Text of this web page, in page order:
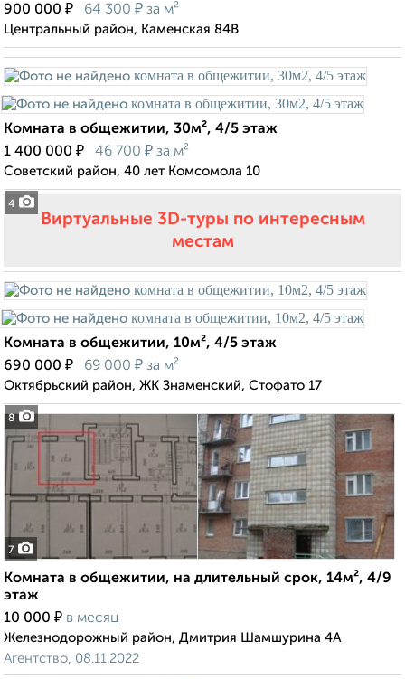
900 000 ₽ 64 300 ₽ за м²
Центральный район, Каменская 84В
4
Комната в общежитии, 30м², 4/5 этаж
1 400 000 ₽ 46 700 ₽ за м²
Советский район, 40 лет Комсомола 10
Виртуальные 3D-туры по интересным
местам
8
Комната в общежитии, 10м², 4/5 этаж
690 000 ₽ 69 000 ₽ за м²
Октябрьский район, ЖК Знаменский, Стофато 17
7
Комната в общежитии, на длительный срок, 14м², 4/9
этаж
10 000 ₽ в месяц
Железнодорожный район, Дмитрия Шамшурина 4А
Агентство, 08.11.2022